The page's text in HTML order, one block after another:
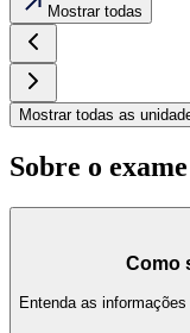
Mostrar todas
Mostrar todas as
Sobre o exame
Como
Entenda as